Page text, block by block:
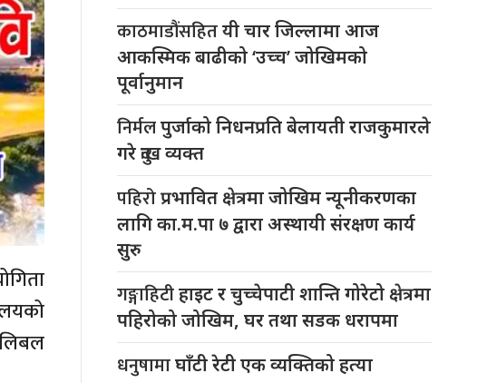
काठमाडौंसहितयी चार जिल्लामा आज
आकस्मिक बाढीको ‘उच्च’ जोखिमको
पूर्वानुमान
निर्मलपुर्जाको निधनप्रति बेलायती राजकुमारले
गरे दुःख व्यक्त
पहिरोप्रभावित क्षेत्रमा जोखिम न्यूनीकरणका
लागि का.म.पा ७ द्वारा अस्थायी संरक्षण कार्य
सुरु
गङ्गाहिटीहाइट र चुच्चेपाटी शान्ति गोरेटो क्षेत्रमा
पहिरोको जोखिम, घर तथा सडक धरापमा
धनुषामाघाँटी रेटी एक व्यक्तिको हत्या